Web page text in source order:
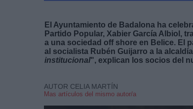
El Ayuntamiento de Badalona ha
Partido Popular, Xabier García Albiol,
a una sociedad off shore en Belice. El
al socialista Rubén Guijarro a la
institucional", explican los socios del
AUTOR CELIA MARTÍN
Mas artículos del mismo autor/a